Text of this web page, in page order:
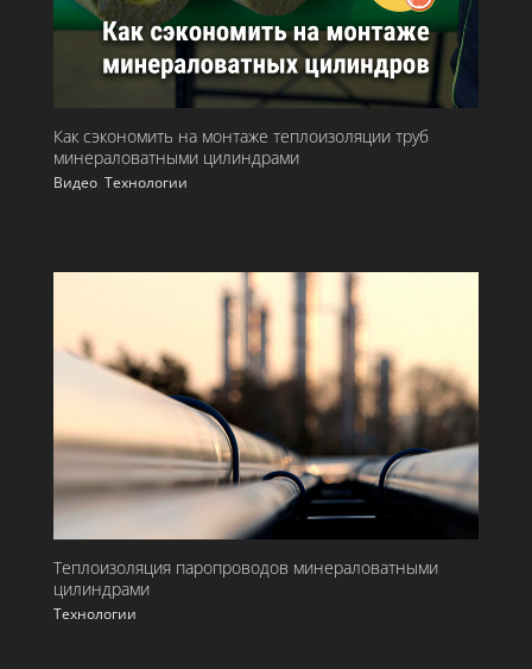
Как сэкономить на монтаже теплоизоляции труб
минераловатными цилиндрами
Видео Технологии
Теплоизоляция паропроводов минераловатными
цилиндрами
Технологии